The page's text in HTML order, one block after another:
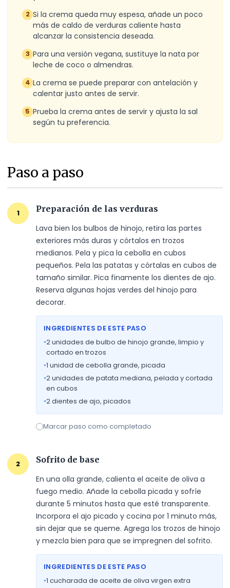
2 Si la crema queda muy espesa, añade un poco
más de caldo de verduras caliente hasta
alcanzar la consistencia deseada.
3 Para una versión vegana, sustituye la nata por
leche de coco o almendras.
4 La crema se puede preparar con antelación y
calentar justo antes de servir.
5 Prueba la crema antes de servir y ajusta la sal
según tu preferencia.
Paso a paso
1
Preparación de las verduras
Lava bien los bulbos de hinojo, retira las partes
exteriores más duras y córtalos en trozos
medianos. Pela y pica la cebolla en cubos
pequeños. Pela las patatas y córtalas en cubos de
tamaño similar. Pica finamente los dientes de ajo.
Reserva algunas hojas verdes del hinojo para
decorar.
INGREDIENTES DE ESTE PASO
•2unidades de bulbo de hinojo grande, limpio y
cortado en trozos
•1 unidad de cebolla grande, picada
•2unidades de patata mediana, pelada y cortada
en cubos
•2dientes de ajo, picados
Marcar paso como completado
2
Sofrito de base
En una olla grande, calienta el aceite de oliva a
fuego medio. Añade la cebolla picada y sofríe
durante 5 minutos hasta que esté transparente.
Incorpora el ajo picado y cocina por 1 minuto más,
sin dejar que se queme. Agrega los trozos de hinojo
y mezcla bien para que se impregnen del sofrito.
INGREDIENTES DE ESTE PASO
•1 cucharada de aceite de oliva virgen extra